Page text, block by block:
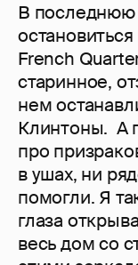
В
French
старинное,
нем
Клинтоны. А
про
в ушах, ни
помогли. Я
глаза
весь дом со